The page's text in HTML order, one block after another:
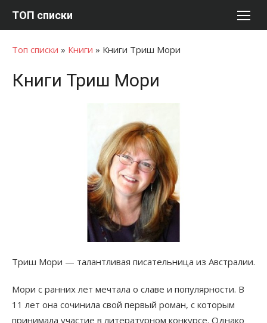
ТОП списки
Топ списки » Книги » Книги Триш Мори
Книги Триш Мори
Триш Мори — талантливая писательница из Австралии.
Мори с ранних лет мечтала о славе и популярности. В
11 лет она сочинила свой первый роман, с которым
принимала участие в литературном конкурсе. Однако